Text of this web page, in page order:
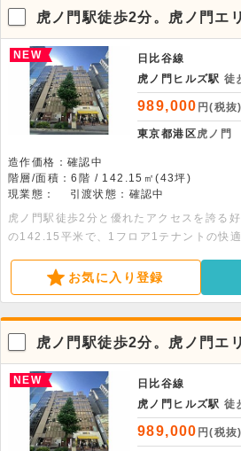
虎ノ門駅徒歩2分。虎ノ門エ
所
NEW
日比谷線
虎ノ門ヒルズ駅 徒
989,000 円(税抜)
東京都港区虎ノ門
造作価格：確認中
階層/面積：6階 / 142.15㎡(43坪)
現業態：
引渡状態：確認中
虎ノ門駅徒歩2分と優れたアクセスを誇る
の142.15平米で、1フロア1テナントの快
お気に入り登録
虎ノ門駅徒歩2分。虎ノ門エ
所
NEW
日比谷線
虎ノ門ヒルズ駅 徒
989,000 円(税抜)